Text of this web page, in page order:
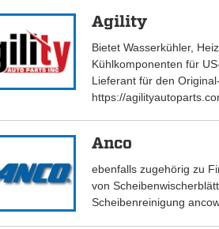
Agility
Bietet Wasserkühler,
Kühlkomponenten für
Lieferant für den
https://
Anco
ebenfalls zugehörig zu
von
Scheibenreinigung